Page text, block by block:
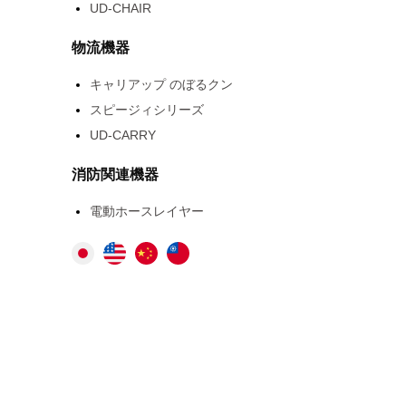
UD-CHAIR
物流機器
キャリアップ のぼるクン
スピージィシリーズ
UD-CARRY
消防関連機器
電動ホースレイヤー